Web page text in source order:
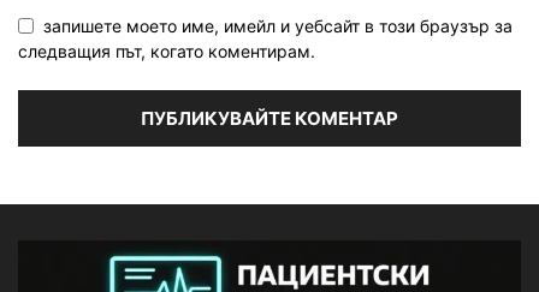
запишете моето име, имейл и уебсайт в този браузър за
следващия път, когато коментирам.